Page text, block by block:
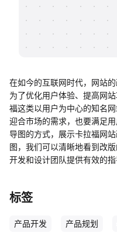
知识分享社区
在如今的互联网时代，网站
为了优化用户体验、提高网
福这类以用户为中心的知名
迎合市场的需求，也要满足
导图的方式，展示卡拉福网
图，我们可以清晰地看到改
开发和设计团队提供有效的指
标签
产品开发 产品规划